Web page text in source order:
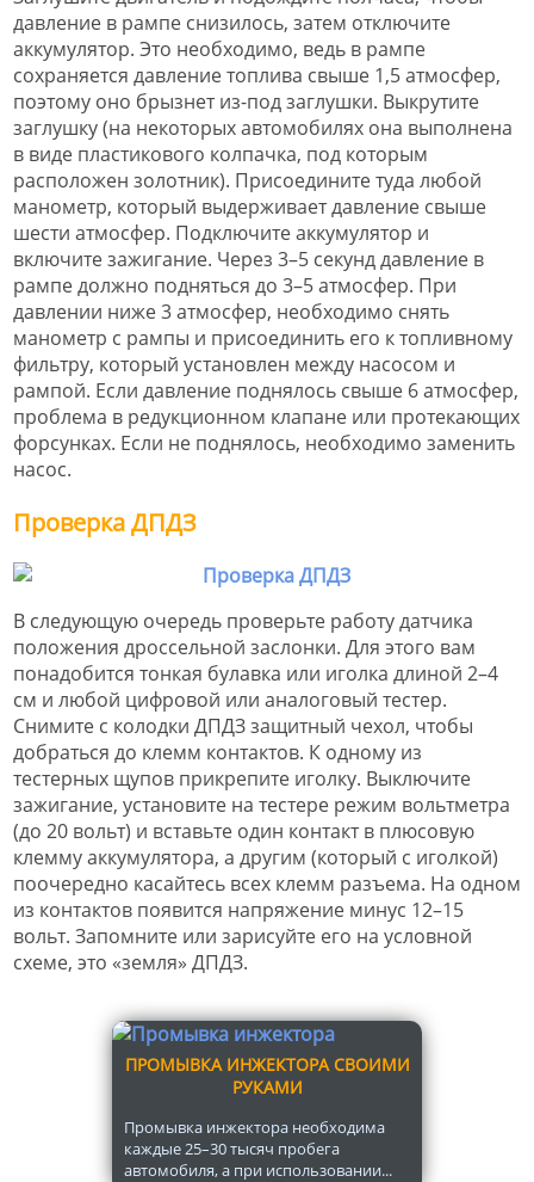
давление в рампе снизилось, затем отключите
аккумулятор. Это необходимо, ведь в рампе
сохраняется давление топлива свыше 1,5 атмосфер,
поэтому оно брызнет из-под заглушки. Выкрутите
заглушку (на некоторых автомобилях она выполнена
в виде пластикового колпачка, под которым
расположен золотник). Присоедините туда любой
манометр, который выдерживает давление свыше
шести атмосфер. Подключите аккумулятор и
включите зажигание. Через 3–5 секунд давление в
рампе должно подняться до 3–5 атмосфер. При
давлении ниже 3 атмосфер, необходимо снять
манометр с рампы и присоединить его к топливному
фильтру, который установлен между насосом и
рампой. Если давление поднялось свыше 6 атмосфер,
проблема в редукционном клапане или протекающих
форсунках. Если не поднялось, необходимо заменить
насос.
Проверка ДПДЗ
В следующую очередь проверьте работу датчика
положения дроссельной заслонки. Для этого вам
понадобится тонкая булавка или иголка длиной 2–4
см и любой цифровой или аналоговый тестер.
Снимите с колодки ДПДЗ защитный чехол, чтобы
добраться до клемм контактов. К одному из
тестерных щупов прикрепите иголку. Выключите
зажигание, установите на тестере режим вольтметра
(до 20 вольт) и вставьте один контакт в плюсовую
клемму аккумулятора, а другим (который с иголкой)
поочередно касайтесь всех клемм разъема. На одном
из контактов появится напряжение минус 12–15
вольт. Запомните или зарисуйте его на условной
схеме, это «земля» ДПДЗ.
ПРОМЫВКА ИНЖЕКТОРА СВОИМИ
РУКАМИ
Промывка инжектора необходима
каждые 25–30 тысяч пробега
автомобиля, а при использовании...